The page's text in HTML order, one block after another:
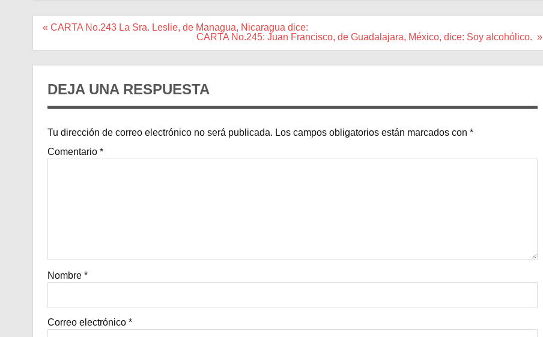
Navegación
« CARTA No.243 La Sra. Leslie, de Managua, Nicaragua dice:
CARTA No.245: Juan Francisco, de Guadalajara, México, dice: Soy alcohólico. »
DEJA UNA RESPUESTA
Tu dirección de correo electrónico no será publicada. Los campos obligatorios están marcados con *
Comentario *
Nombre *
Correo electrónico *